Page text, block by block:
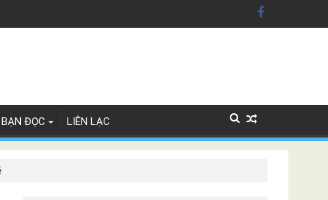
xe Đức
BẠN ĐỌC LIÊN LẠC